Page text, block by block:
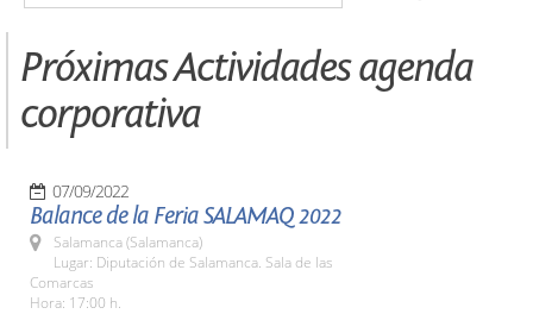
Próximas Actividades agenda
corporativa
07/09/2022
Balance de la Feria SALAMAQ 2022
Salamanca (Salamanca)
Lugar: Diputación de Salamanca. Sala de las
Comarcas
Hora: 17:00 h.